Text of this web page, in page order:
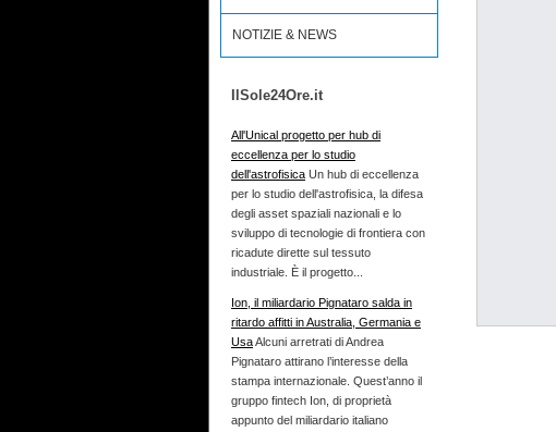
NOTIZIE & NEWS
IlSole24Ore.it
All'Unical progetto per hub di
eccellenza per lo studio
dell'astrofisica Un hub di eccellenza
per lo studio dell'astrofisica, la difesa
degli asset spaziali nazionali e lo
sviluppo di tecnologie di frontiera con
ricadute dirette sul tessuto
industriale. È il progetto...
Ion, il miliardario Pignataro salda in
ritardo affitti in Australia, Germania e
UsaAlcuni arretrati di Andrea
Pignataro attirano l’interesse della
stampa internazionale. Quest’anno il
gruppo fintech Ion, di proprietà
appunto del miliardario italiano